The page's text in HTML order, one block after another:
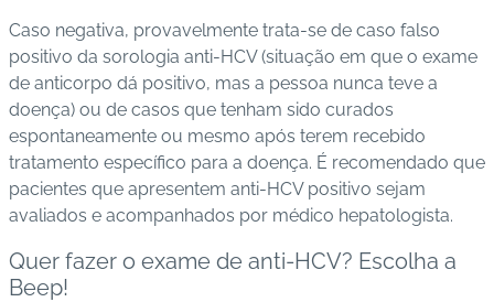
Caso negativa, provavelmente trata-se de caso falso
positivo da sorologia anti-HCV (situação em que o exame
de anticorpo dá positivo, mas a pessoa nunca teve a
doença) ou de casos que tenham sido curados
espontaneamente ou mesmo após terem recebido
tratamento específico para a doença. É recomendado que
pacientes que apresentem anti-HCV positivo sejam
avaliados e acompanhados por médico hepatologista.
Quer fazer o exame de anti-HCV? Escolha a
Beep!